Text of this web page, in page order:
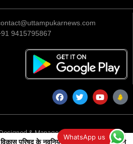
9415795867
& Managed by
Digital Marketing
-Traffic Tail WhatsApp us
परिषद के नवनियुक्त आयुक्त अनिल ढींगरा ने